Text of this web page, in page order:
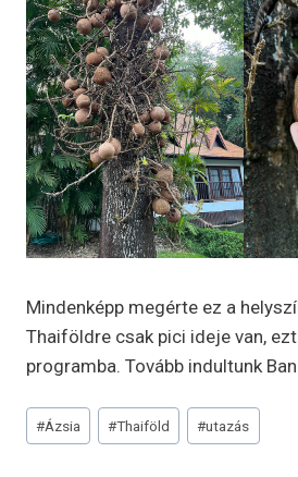
Mindenképp megérte ez a
Thaiföldre csak pici ideje van,
programba. Tovább indultunk
Post
Tags:
#Ázsia #Thaiföld #utazás